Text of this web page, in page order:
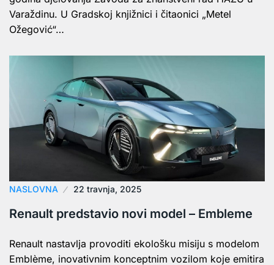
Varaždinu. U Gradskoj knjižnici i čitaonici „Metel
Ožegović“…
NASLOVNA 22 travnja, 2025
Renault predstavio novi model – Embleme
Renault nastavlja provoditi ekološku misiju s modelom
Emblème, inovativnim konceptnim vozilom koje emitira